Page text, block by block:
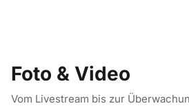
Foto & Video
Vom Livestream bis zur